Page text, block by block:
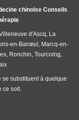
chinoise Conseils
d'Ascq, La
en-Barœul, Marcq-en-
Ronchin, Tourcoing,
se substituent à quelque
ce soit.